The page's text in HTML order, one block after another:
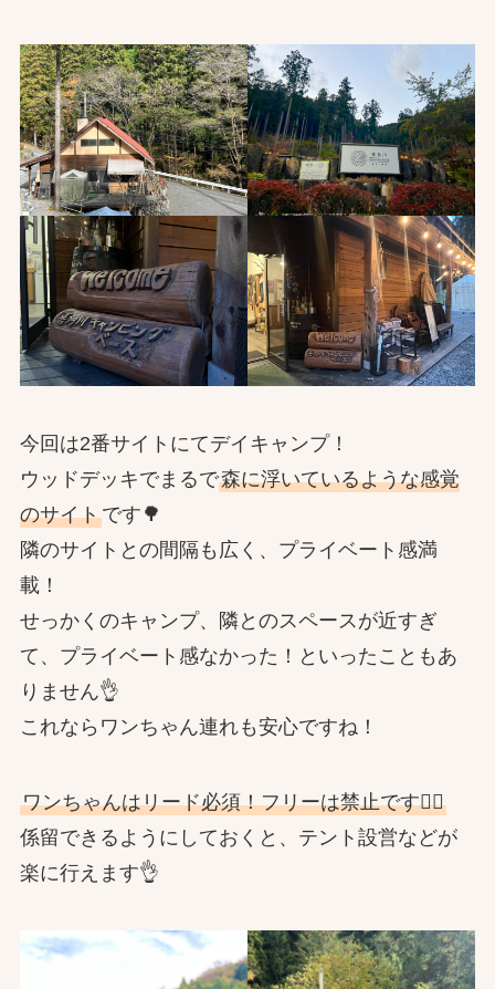
今回は2番サイトにてデイキャンプ！
ウッドデッキでまるで森に浮いているような感覚
のサイトです🌳
隣のサイトとの間隔も広く、プライベート感満
載！
せっかくのキャンプ、隣とのスペースが近すぎ
て、プライベート感なかった！といったこともあ
りません👌
これならワンちゃん連れも安心ですね！
ワンちゃんはリード必須！フリーは禁止です🙅‍♀️
係留できるようにしておくと、テント設営などが
楽に行えます👌